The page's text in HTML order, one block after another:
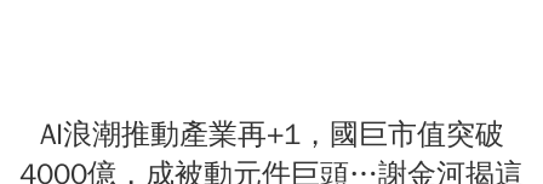
AI浪潮推動產業再+1，國巨市值突破
4000億，成被動元件巨頭…謝金河揭這